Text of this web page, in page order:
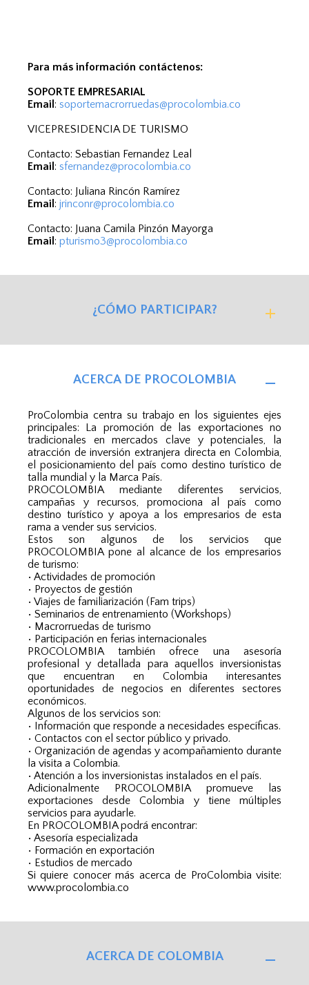
Para más información contáctenos:
SOPORTE EMPRESARIAL
Email : soportemacrorruedas@procolombia.co
VICEPRESIDENCIA DE TURISMO
Contacto: Sebastian Fernandez Leal
Email : sfernandez@procolombia.co
Contacto: Juliana Rincón Ramírez
Email : jrinconr@procolombia.co
Contacto: Juana Camila Pinzón Mayorga
Email : pturismo3@procolombia.co
¿CÓMO PARTICIPAR?
ACERCA DE PROCOLOMBIA
ProColombia centra su trabajo en los siguientes ejes
principales: La promoción de las exportaciones no
tradicionales en mercados clave y potenciales, la
atracción de inversión extranjera directa en Colombia,
el posicionamiento del país como destino turístico de
talla mundial y la Marca País.
PROCOLOMBIA mediante diferentes servicios,
campañas y recursos, promociona al país como
destino turístico y apoya a los empresarios de esta
rama a vender sus servicios.
Estos son algunos de los servicios que
PROCOLOMBIA pone al alcance de los empresarios
de turismo:
• Actividades de promoción
• Proyectos de gestión
• Viajes de familiarización (Fam trips)
• Seminarios de entrenamiento (Workshops)
• Macrorruedas de turismo
• Participación en ferias internacionales
PROCOLOMBIA también ofrece una asesoría
profesional y detallada para aquellos inversionistas
que encuentran en Colombia interesantes
oportunidades de negocios en diferentes sectores
económicos.
Algunos de los servicios son:
• Información que responde a necesidades específicas.
• Contactos con el sector público y privado.
• Organización de agendas y acompañamiento durante
la visita a Colombia.
• Atención a los inversionistas instalados en el país.
Adicionalmente PROCOLOMBIA promueve las
exportaciones desde Colombia y tiene múltiples
servicios para ayudarle.
En PROCOLOMBIA podrá encontrar:
• Asesoría especializada
• Formación en exportación
• Estudios de mercado
Si quiere conocer más acerca de ProColombia visite:
www.procolombia.co
ACERCA DE COLOMBIA